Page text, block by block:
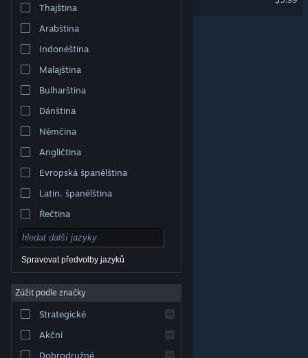
Desktopová verze stránky
© Valve Corporation. Všechna práva vyhrazena.
příslušných subjektů v USA a dalších zemích.
Smlouva o užívání služby Steam
Cookies
Thajština
Arabština
Indonéština
Malajština
Bulharština
Dánština
Němčina
Angličtina
Evropská španělština
Latin. španělština
Řečtina
Spravovat předvolby jazyků
Zúžit podle značky
Strategické
Akční
Dobrodružné